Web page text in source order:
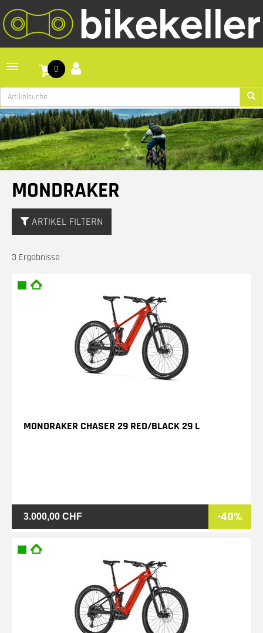
Toggle navigation
0
MONDRAKER
ARTIKEL FILTERN
3 Ergebnisse
3.000,00 CHF -40%
MONDRAKER CHASER 29 RED/BLACK 29 L